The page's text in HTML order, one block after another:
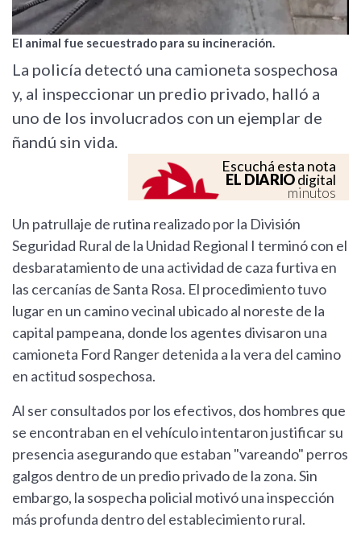
El animal fue secuestrado para su incineración.
La policía detectó una camioneta sospechosa
y, al inspeccionar un predio privado, halló a
uno de los involucrados con un ejemplar de
ñandú sin vida.
Escuchá esta nota
EL DIARIOdigital
minutos
Un patrullaje de rutina realizado por la División
Seguridad Rural de la Unidad Regional I terminó con el
desbaratamiento de una actividad de caza furtiva en
las cercanías de Santa Rosa. El procedimiento tuvo
lugar en un camino vecinal ubicado al noreste de la
capital pampeana, donde los agentes divisaron una
camioneta Ford Ranger detenida a la vera del camino
en actitud sospechosa.
Al ser consultados por los efectivos, dos hombres que
se encontraban en el vehículo intentaron justificar su
presencia asegurando que estaban "vareando" perros
galgos dentro de un predio privado de la zona. Sin
embargo, la sospecha policial motivó una inspección
más profunda dentro del establecimiento rural.